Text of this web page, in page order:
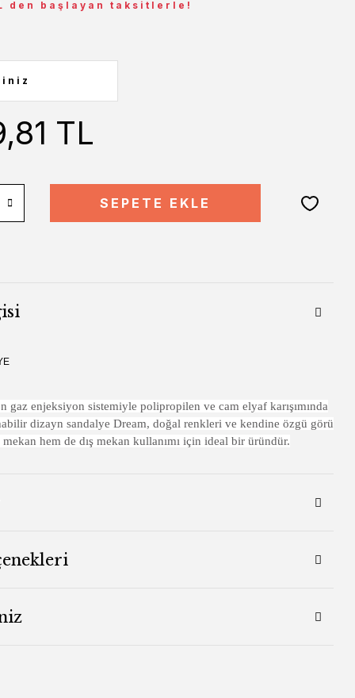
den başlayan taksitlerle!
TL
SEPETE EKLE
gaz enjeksiyon sistemiyle polipropilen ve cam elyaf karışımında
dizayn sandalye Dream, doğal renkleri ve kendine özgü görü
hem de dış mekan kullanımı için ideal bir üründür.